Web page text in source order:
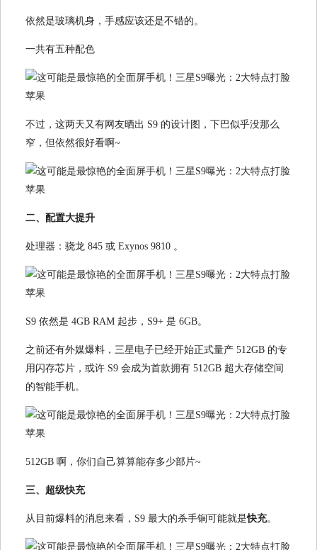
依然是玻璃机身，手感应该还是不错的。
一共有五种配色
不过，这两天又有网友晒出 S9 的设计图，下巴似乎没那么
窄，但依然很好看啊~
二、配置大提升
处理器：骁龙 845 或 Exynos 9810 。
S9 依然是 4GB RAM 起步，S9+ 是 6GB。
之前还有外媒爆料，三星电子已经开始正式量产 512GB 的专
用闪存芯片，或许 S9 会成为首款拥有 512GB 超大存储空间
的智能手机。
512GB 啊，你们自己算算能存多少部片~
三、超级快充
从目前爆料的消息来看，S9 最大的杀手锏可能就是快充。